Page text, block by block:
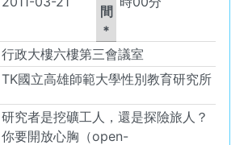
間
*
行政大樓六樓第三會議室
TK國立高雄師範大學性別教育研究所
研究者是挖礦工人，還是探險旅人？
你要開放心胸（open-